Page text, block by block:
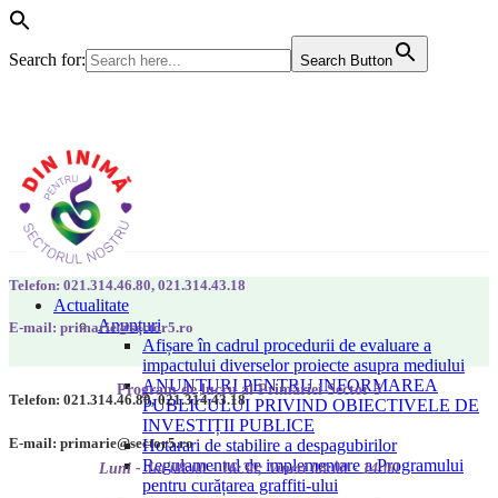
Search for: Search Button
Actualitate
Anunțuri
Afișare în cadrul procedurii de evaluare a
impactului diverselor proiecte asupra mediului
ANUNȚURI PENTRU INFORMAREA
PUBLICULUI PRIVIND OBIECTIVELE DE
INVESTIȚII PUBLICE
Hotarari de stabilire a despagubirilor
Regulamentul de implementare a Programului
pentru curățarea graffiti-ului
Telefon: 021.314.46.80, 021.314.43.18
E-mail: primarie@sector5.ro
Program de lucru al Primăriei Sector 5
Luni - Joi 08:00 - 16:30; Vineri 08:00 - 14:00
Telefon: 021.314.46.80, 021.314.43.18
E-mail: primarie@sector5.ro